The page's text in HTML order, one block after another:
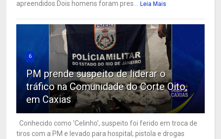
apreendidos Dois homens foram pres...
Leia Mais
6
PM prende suspeito de liderar o
tráfico na Comunidade do Corte Oito,
em Caxias
Conhecido como 'Celinho', suspeito foi ferido em troca de
tiros com a PM e levado para hospital; pistola e drogas